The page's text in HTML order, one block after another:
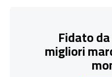
Fidato
migliori